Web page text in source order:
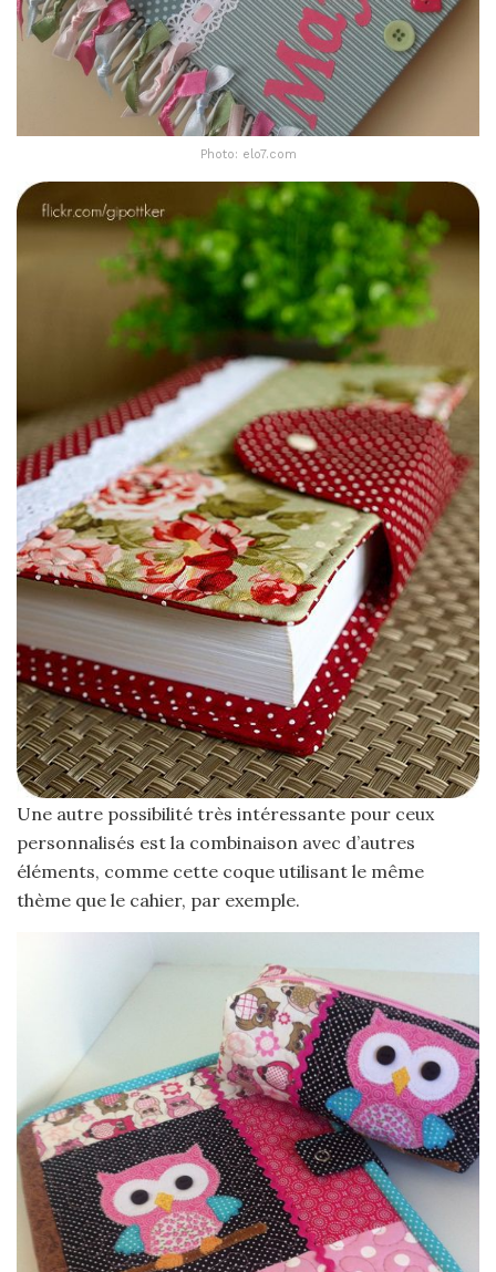
Photo: elo7.com
Une autre possibilité très intéressante pour ceux
personnalisés est la combinaison avec d’autres
éléments, comme cette coque utilisant le même
thème que le cahier, par exemple.